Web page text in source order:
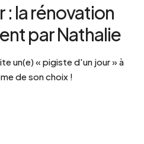
: la rénovation
par Nathalie
un(e) « pigiste d'un jour » à
de son choix !